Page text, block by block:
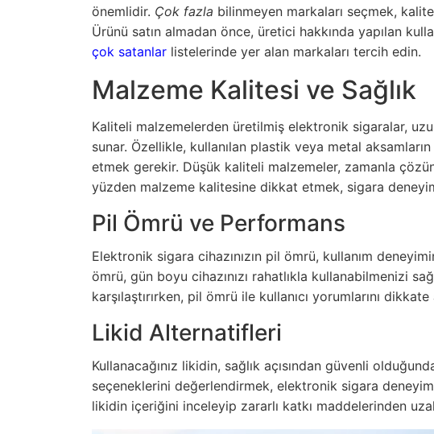
önemlidir. Çok fazla bilinmeyen markaları seçmek,
Ürünü satın almadan önce, üretici hakkında yapılan
çok satanlar listelerinde yer alan markaları tercih edin.
Malzeme Kalitesi ve Sağlık
Kaliteli malzemelerden üretilmiş elektronik sigaralar,
sunar. Özellikle, kullanılan plastik veya metal
etmek gerekir. Düşük kaliteli malzemeler, zamanla
yüzden malzeme kalitesine dikkat etmek, sigara
Pil Ömrü ve Performans
Elektronik sigara cihazınızın pil ömrü, kullanım
ömrü, gün boyu cihazınızı rahatlıkla kullanabilmenizi
karşılaştırırken, pil ömrü ile kullanıcı yorumlarını dikkate
Likid Alternatifleri
Kullanacağınız likidin, sağlık açısından güvenli
seçeneklerini değerlendirmek, elektronik sigara
likidin içeriğini inceleyip zararlı katkı maddelerinden